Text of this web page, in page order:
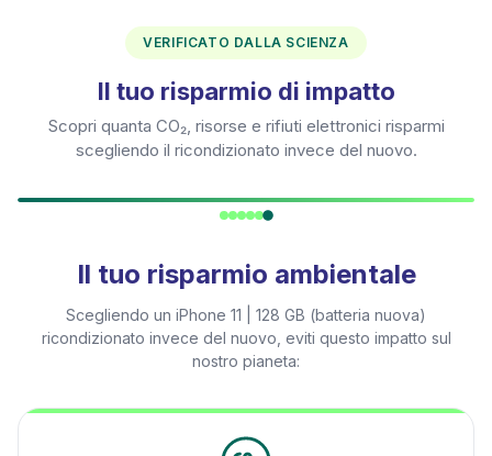
VERIFICATO DALLA SCIENZA
Il tuo risparmio di impatto
Scopri quanta CO₂, risorse e rifiuti elettronici risparmi
scegliendo il ricondizionato invece del nuovo.
Il tuo risparmio ambientale
Scegliendo un iPhone 11 | 128 GB (batteria nuova)
ricondizionato invece del nuovo, eviti questo impatto sul
nostro pianeta: